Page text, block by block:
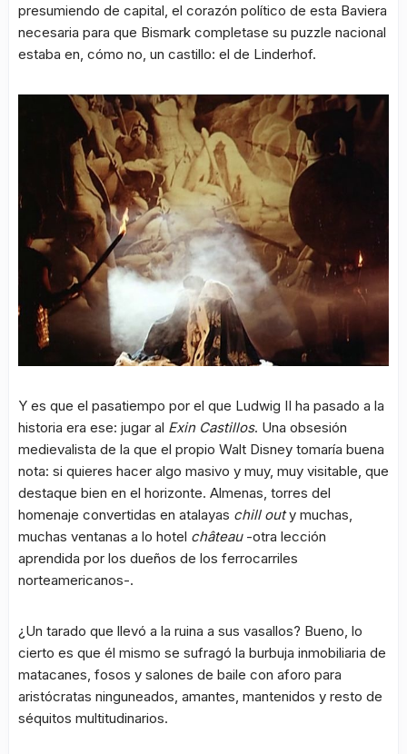
presumiendo de capital, el corazón político de esta Baviera
necesaria para que Bismark completase su puzzle nacional
estaba en, cómo no, un castillo: el de Linderhof.
Y es que el pasatiempo por el que Ludwig II ha pasado a la
historia era ese: jugar al Exin Castillos. Una obsesión
medievalista de la que el propio Walt Disney tomaría buena
nota: si quieres hacer algo masivo y muy, muy visitable, que
destaque bien en el horizonte. Almenas, torres del
homenaje convertidas en atalayas chill outy muchas,
muchas ventanas a lo hotel château-otra lección
aprendida por los dueños de los ferrocarriles
norteamericanos-.
¿Un tarado que llevó a la ruina a sus vasallos? Bueno, lo
cierto es que él mismo se sufragó la burbuja inmobiliaria de
matacanes, fosos y salones de baile con aforo para
aristócratas ninguneados, amantes, mantenidos y resto de
séquitos multitudinarios.